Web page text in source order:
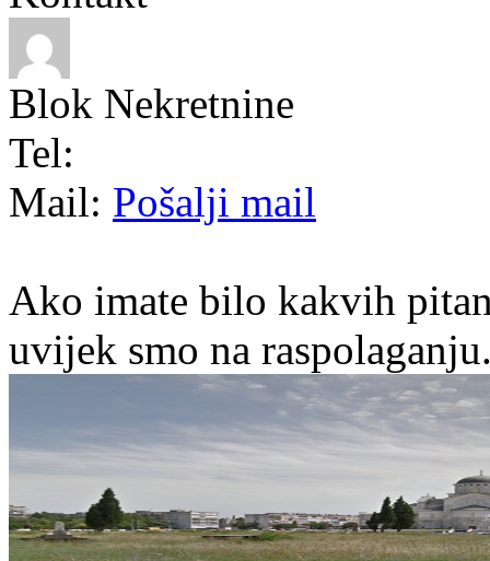
Blok Nekretnine
Tel:
Mail: Pošalji mail
Ako imate bilo kakvih
uvijek smo na